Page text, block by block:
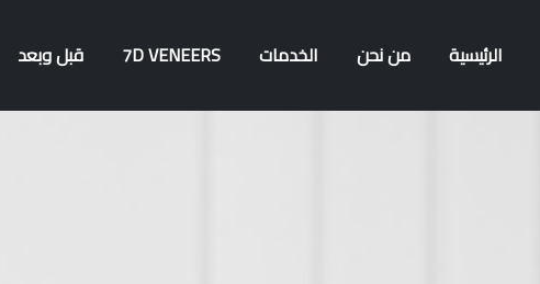
الرئيسية من نحن الخدمات 7D VENEERS قبل وبعد